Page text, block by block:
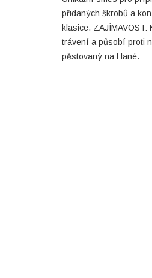
přidaných škrobů a
klasice.
trávení a působí proti
pěstovaný na Hané.